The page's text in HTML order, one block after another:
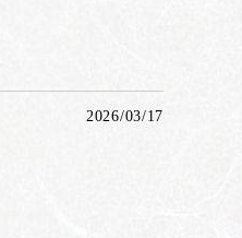
2026/03/17